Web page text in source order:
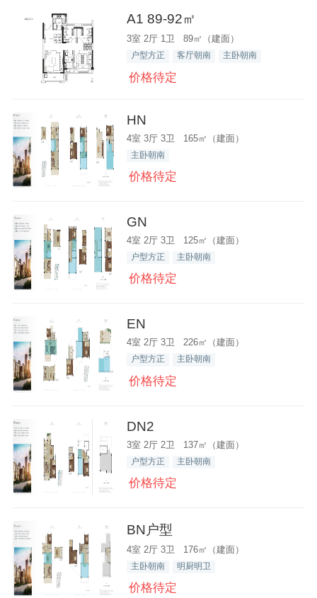
A1 89-92㎡
3室 2厅 1卫 89㎡（建面）
户型方正 客厅朝南 主卧朝南
价格待定
HN
4室 3厅 3卫 165㎡（建面）
主卧朝南
价格待定
GN
4室 2厅 3卫 125㎡（建面）
户型方正 主卧朝南
价格待定
EN
4室 2厅 3卫 226㎡（建面）
户型方正 主卧朝南
价格待定
DN2
3室 2厅 2卫 137㎡（建面）
户型方正 主卧朝南
价格待定
BN户型
4室 2厅 3卫 176㎡（建面）
主卧朝南 明厨明卫
价格待定